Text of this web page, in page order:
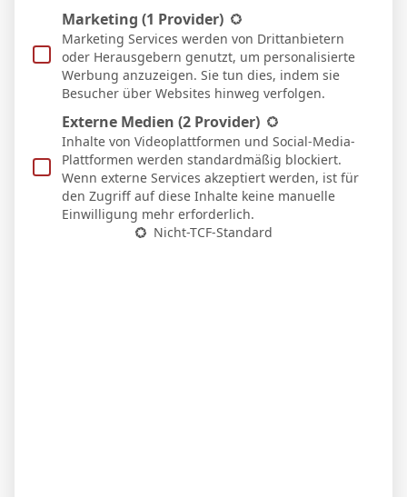
WEITERE ARTIKEL
Marketing (1 Provider)
Marketing Services werden von Drittanbietern
oder Herausgebern genutzt, um personalisierte
Werbung anzuzeigen. Sie tun dies, indem sie
Besucher über Websites hinweg verfolgen.
Externe Medien (2 Provider)
Inhalte von Videoplattformen und Social-Media-
Plattformen werden standardmäßig blockiert.
Wenn externe Services akzeptiert werden, ist für
den Zugriff auf diese Inhalte keine manuelle
Einwilligung mehr erforderlich.
Nicht-TCF-Standard